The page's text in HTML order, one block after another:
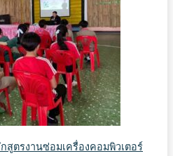
สูตรงานซ่อมเครื่องคอมพิวเตอร์